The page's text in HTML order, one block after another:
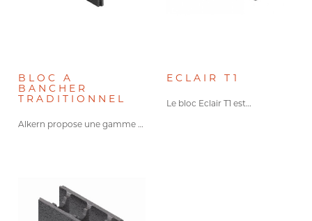
Bâtiment collectif
Bâtiment tertiaire
résistance thermique
BLOC A
BANCHER
TRADITIONNEL
Alkern propose une gamme complète…
ECLAIR T1
Le bloc Eclair T1 est…